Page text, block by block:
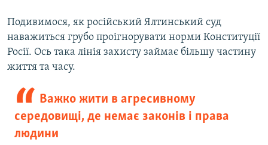
Подивимося, як російський Ялтинський суд
наважиться грубо проігнорувати норми Конституції
Росії. Ось така лінія захисту займає більшу частину
життя та часу.
Важко жити в агресивному
середовищі, де немає законів і права
людини